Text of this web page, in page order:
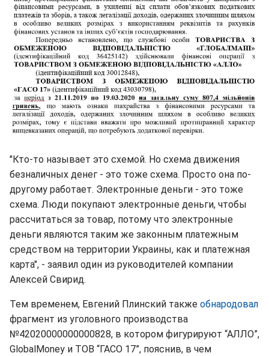
"Кто-то называет это схемой. Но схема движения
безналичных денег - это тоже схема. Просто она по-
другому работает. Электронные деньги - это тоже
схема. Люди покупают электронные деньги, чтобы
рассчитаться за товар, потому что электронные
деньги являются таким же законным платежным
средством на территории Украины, как и платежная
карта", - заявил один из руководителей компании
Алексей Свирид.
Тем временем, Евгений Плинский также обнародовал
фрагмент из уголовного производства
№42020000000000828, в котором фигурируют “АЛЛО”,
GlobalMoney и ТОВ “ГАСО 17”, пояснив, в чем